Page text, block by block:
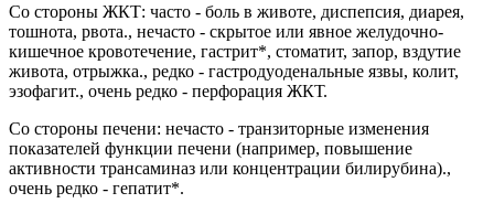
Со стороны ЖКТ: часто - боль в животе, диспепсия, диарея,
тошнота, рвота., нечасто - скрытое или явное желудочно-
кишечное кровотечение, гастрит*, стоматит, запор, вздутие
живота, отрыжка., редко - гастродуоденальные язвы, колит,
эзофагит., очень редко - перфорация ЖКТ.
Со стороны печени: нечасто - транзиторные изменения
показателей функции печени (например, повышение
активности трансаминаз или концентрации билирубина).,
очень редко - гепатит*.